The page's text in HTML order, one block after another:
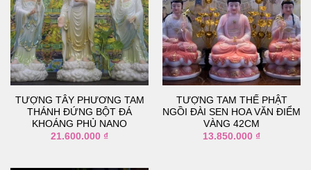
Thêm
vào
danh
sách
yêu
TƯỢNG TÂY PHƯƠNG TAM
THÁNH ĐỨNG BỘT ĐÁ
KHOÁNG PHỦ NANO
21.600.000 ₫
Thêm
vào
danh
sách
yêu
thích
TƯỢNG TAM THẾ PHẬT
NGỒI ĐÀI SEN HOA VĂN ĐIỂM
VÀNG 42CM
13.850.000 ₫